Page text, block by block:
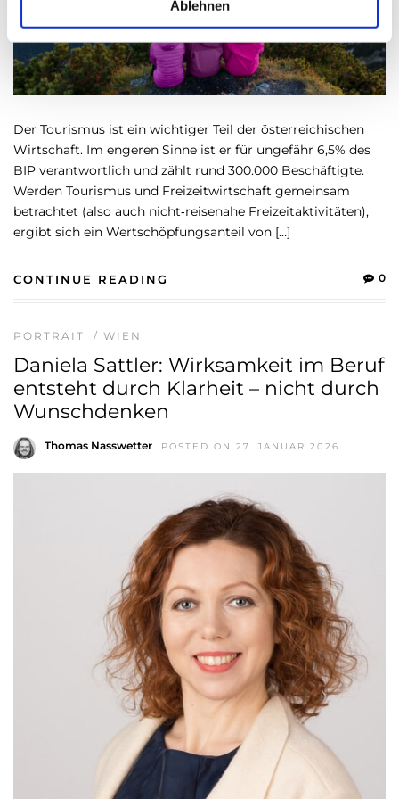
l
Ablehnen
Der Tourismus ist ein wichtiger Teil der österreichischen
Wirtschaft. Im engeren Sinne ist er für ungefähr 6,5% des
BIP verantwortlich und zählt rund 300.000 Beschäftigte.
Werden Tourismus und Freizeitwirtschaft gemeinsam
betrachtet (also auch nicht‑reisenahe Freizeitaktivitäten),
ergibt sich ein Wertschöpfungsanteil von […]
CONTINUE READING 0
PORTRAIT / WIEN
Daniela Sattler: Wirksamkeit im Beruf
entsteht durch Klarheit – nicht durch
Wunschdenken
Thomas Nasswetter POSTED ON 27. JANUAR 2026